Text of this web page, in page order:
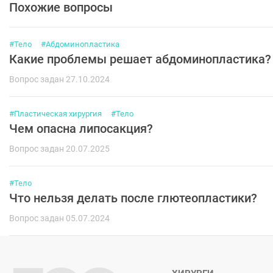
Похожие вопросы
#Тело #Абдоминопластика
Какие проблемы решает абдоминопластика?
Вопрос задан 27.10.2024
#Пластическая хирургия #Тело
Чем опасна липосакция?
Вопрос задан 20.07.2025
#Тело
Что нельзя делать после глютеопластики?
Вопрос задан 05.07.2024